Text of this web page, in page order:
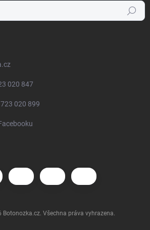
Hledat
020 847
020 899
Botonozka.cz. Všechna práva vyhrazena.